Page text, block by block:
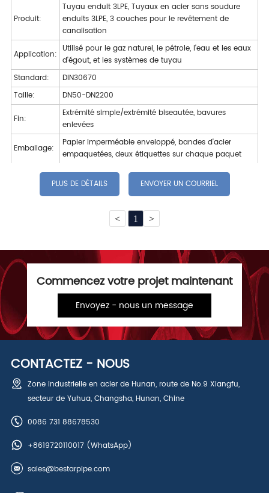
Produit:
Tuyau enduit 3LPE, Tuyaux en acier sans soudure
enduits 3LPE, 3 couches pour le revêtement de
canalisation
Application:
Utilisé pour le gaz naturel, le pétrole, l'eau et les eaux
d'égout, et les systèmes de tuyau
Standard:
DIN30670
Taille:
DN50-DN2200
Fin:
Extrémité simple/extrémité biseautée, bavures
enlevées
Emballage:
Papier imperméable enveloppé, bandes d'acier
empaquetées, deux étiquettes sur chaque paquet
PLUS DE DÉTAILS ENVOYER UN COURRIEL
< 1 >
Commencez votre projet maintenant
Envoyez - nous un message
CONTACTEZ - NOUS
Zone industrielle en acier de Hunan, route de No.9 Xiangfu,
secteur de Yuhua, Changsha, Hunan, Chine
0086 731 88678530
+8619720110017(WhatsApp)
sales@bestarpipe.com